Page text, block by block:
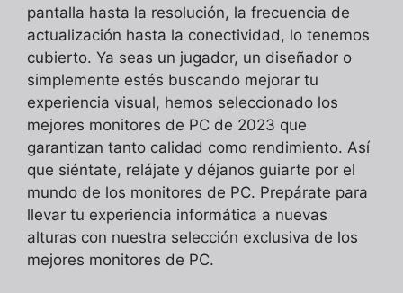
pantalla hasta la resolución, la frecuencia de
actualización hasta la conectividad, lo tenemos
cubierto. Ya seas un jugador, un diseñador o
simplemente estés buscando mejorar tu
experiencia visual, hemos seleccionado los
mejores monitores de PC de 2023 que
garantizan tanto calidad como rendimiento. Así
que siéntate, relájate y déjanos guiarte por el
mundo de los monitores de PC. Prepárate para
llevar tu experiencia informática a nuevas
alturas con nuestra selección exclusiva de los
mejores monitores de PC.